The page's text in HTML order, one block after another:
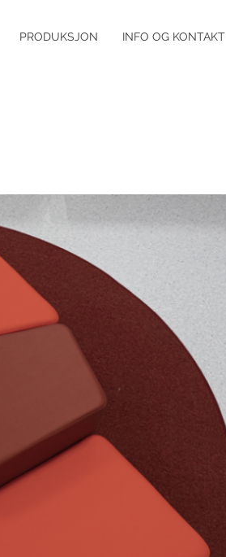
PRODUKSJON INFO OG KONTAKT